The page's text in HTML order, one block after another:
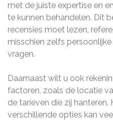
met de juiste expertise en
te kunnen behandelen. Dit
recensies moet lezen,
misschien zelfs
vragen.
Daarnaast wilt u ook
factoren, zoals de locatie
de tarieven die zij hanteren.
verschillende opties kan